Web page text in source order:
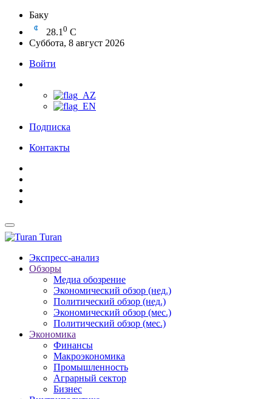
Баку
28.1 0 C
Суббота, 8 август 2026
Войти
Подписка
Контакты
Turan
Экспресс-анализ
Обзоры
Медиа обозрение
Экономический обзор (нед.)
Политический обзор (нед.)
Экономический обзор (мес.)
Политический обзор (мес.)
Экономика
Финансы
Макроэкономика
Промышленность
Аграрный сектор
Бизнес